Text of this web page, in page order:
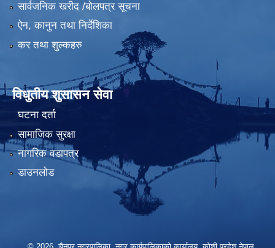
सार्वजनिक खरीद /बोलपत्र सूचना
ऐन, कानुन तथा निर्देशिका
कर तथा शुल्कहरु
विधुतीय शुसासन सेवा
घटना दर्ता
सामाजिक सुरक्षा
नागरिक वडापत्र
डाउनलोड